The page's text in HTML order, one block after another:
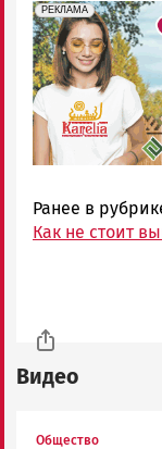
erid:
РЕКЛАМА
Реклама
Ранее в
Как не стоит
Видео
Общество